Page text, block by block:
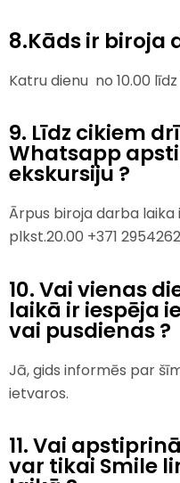
8.Kāds ir biroja
Katru dienu no 10.00 līdz
9. Līdz cikiem
Whatsapp
ekskursiju ?
Ārpus biroja darba
plkst.20.00 +371
10. Vai vienas
laikā ir iespēja
vai pusdienas ?
Jā, gids informēs par
ietvaros.
11. Vai
var tikai Smile